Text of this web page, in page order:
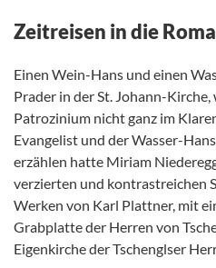
Zeitreisen in die
Einen Wein-Hans und einen
Prader in der St. Johann-Kirche,
Patrozinium nicht ganz im
Evangelist und der Wasser-
erzählen hatte Miriam
verzierten und kontrastreichen
Werken von Karl Plattner, mit
Grabplatte der Herren von
Eigenkirche der Tschenglser